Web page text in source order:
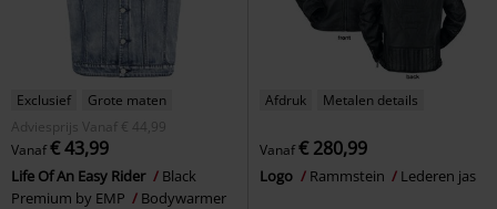
Exclusief
Grote maten
Adviesprijs
Vanaf € 44,99
Vanaf€ 43,99
Life Of An Easy Rider
Black
Premium by EMP
Bodywarmer
Afdruk Metalen details
Vanaf€ 280,99
Logo Rammstein Lederen jas